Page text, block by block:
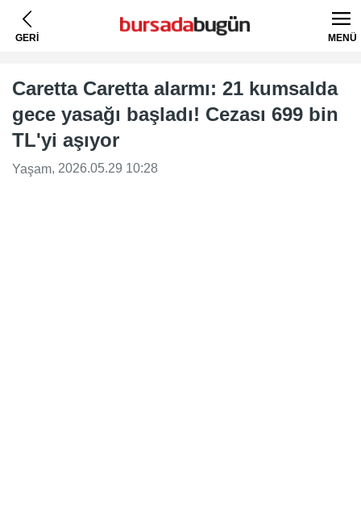
GERİ MENÜ
Caretta Caretta alarmı: 21 kumsalda
gece yasağı başladı! Cezası 699 bin
TL'yi aşıyor
Yaşam, 2026.05.29 10:28